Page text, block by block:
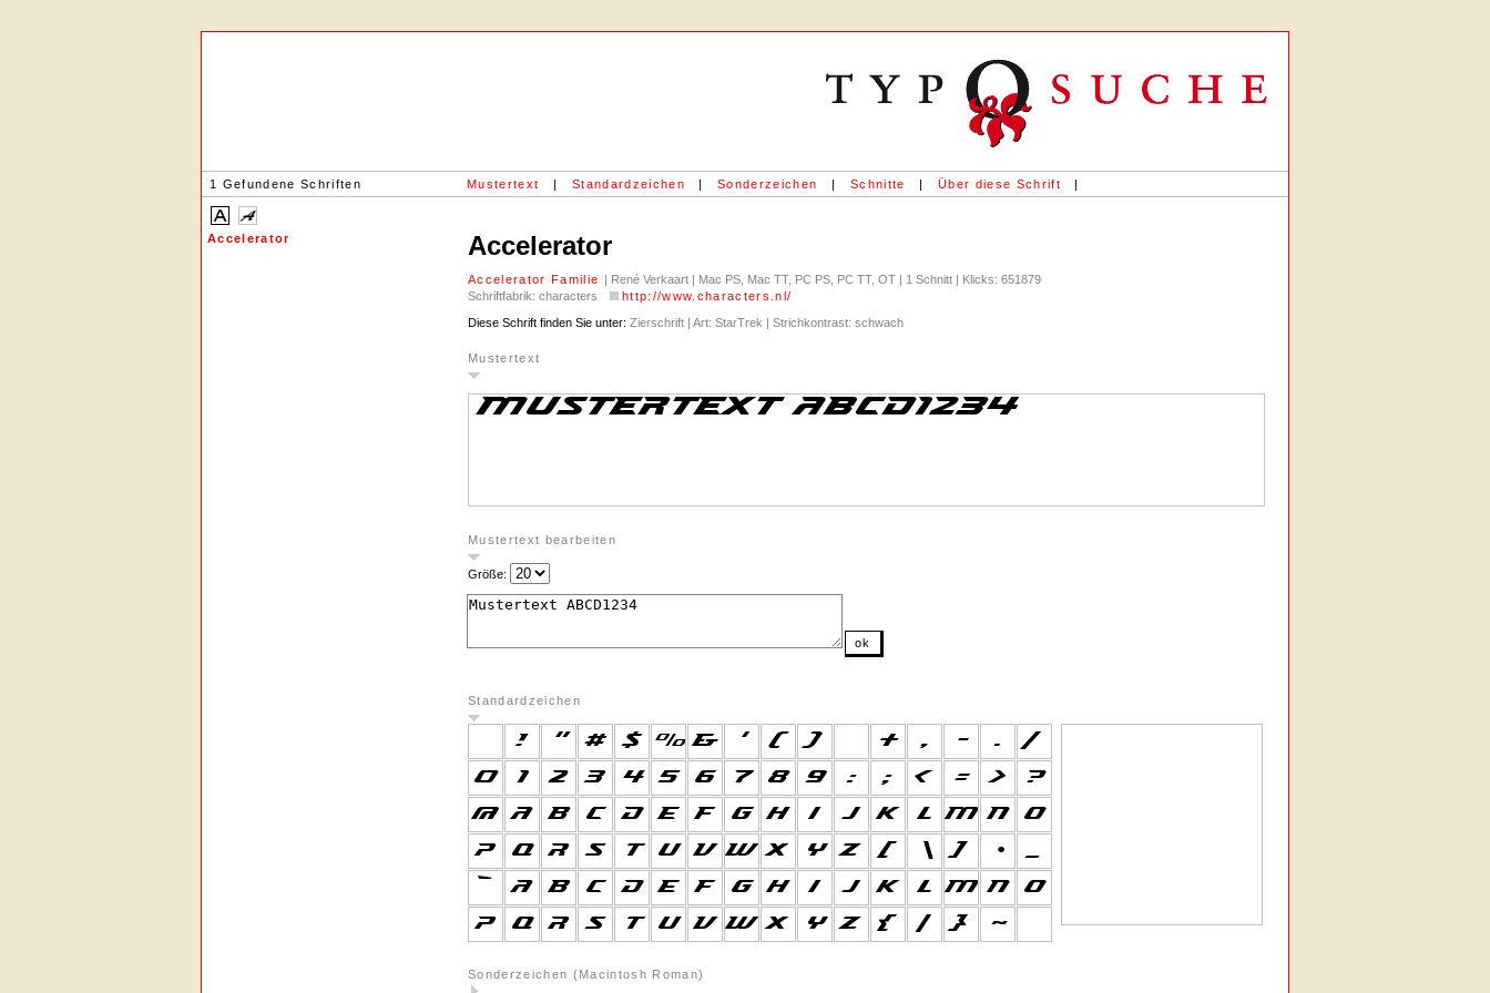
1 Gefundene Schriften Mustertext | Standardzeichen | Sonderzeichen | Schnitte | Über diese Schrift |
Accelerator Accelerator
Accelerator Familie | René Verkaart | Mac PS, Mac TT, PC PS, PC TT, OT | 1 Schnitt | Klicks: 651879
Schriftfabrik: characters
http://www.characters.nl/
Diese Schrift finden Sie unter: Zierschrift | Art: StarTrek | Strichkontrast: schwach
Mustertext
Mustertext bearbeiten
Größe:
ok
Standardzeichen
Sonderzeichen (Macintosh Roman)